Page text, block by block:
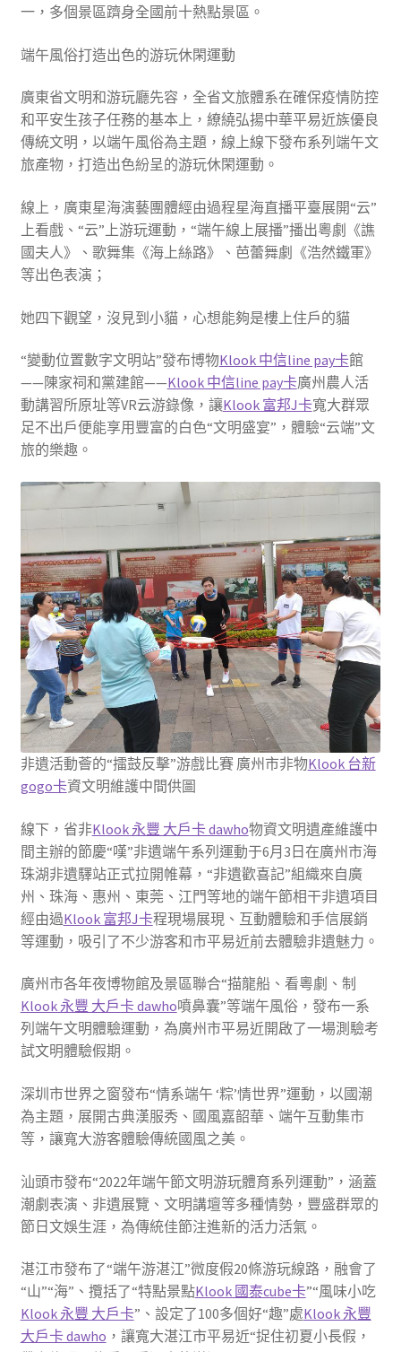
一，多個景區躋身全國前十熱點景區。
端午風俗打造出色的游玩休閑運動
廣東省文明和游玩廳先容，全省文旅體系在確保疫情防控
和平安生孩子任務的基本上，繚繞弘揚中華平易近族優良
傳統文明，以端午風俗為主題，線上線下發布系列端午文
旅產物，打造出色紛呈的游玩休閑運動。
線上，廣東星海演藝團體經由過程星海直播平臺展開“云”
上看戲、“云”上游玩運動，“端午線上展播”播出粵劇《譙
國夫人》、歌舞集《海上絲路》、芭蕾舞劇《浩然鐵軍》
等出色表演；
她四下觀望，沒見到小貓，心想能夠是樓上住戶的貓
“變動位置數字文明站”發布博物Klook 中信line pay卡館
——陳家祠和黨建館——Klook 中信line pay卡廣州農人活
動講習所原址等VR云游錄像，讓Klook 富邦J卡寬大群眾
足不出戶便能享用豐富的白色“文明盛宴”，體驗“云端”文
旅的樂趣。
非遺活動薈的“擂鼓反擊”游戲比賽 廣州市非物Klook 台新
gogo卡資文明維護中間供圖
線下，省非Klook 永豐 大戶卡 dawho物資文明遺產維護中
間主辦的節慶“嘆”非遺端午系列運動于6月3日在廣州市海
珠湖非遺驛站正式拉開帷幕，“非遺歡喜記”組織來自廣
州、珠海、惠州、東莞、江門等地的端午節相干非遺項目
經由過Klook 富邦J卡程現場展現、互動體驗和手信展銷
等運動，吸引了不少游客和市平易近前去體驗非遺魅力。
廣州市各年夜博物館及景區聯合“描龍船、看粵劇、制
Klook 永豐 大戶卡 dawho噴鼻囊”等端午風俗，發布一系
列端午文明體驗運動，為廣州市平易近開啟了一場測驗考
試文明體驗假期。
深圳市世界之窗發布“情系端午 ‘粽’情世界”運動，以國潮
為主題，展開古典漢服秀、國風嘉韶華、端午互動集市
等，讓寬大游客體驗傳統國風之美。
汕頭市發布“2022年端午節文明游玩體育系列運動”，涵蓋
潮劇表演、非遺展覽、文明講壇等多種情勢，豐盛群眾的
節日文娛生涯，為傳統佳節注進新的活力活氣。
湛江市發布了“端午游湛江”微度假20條游玩線路，融會了
“山”“海”、攬括了“特點景點Klook 國泰cube卡”“風味小吃
Klook 永豐 大戶卡”、設定了100多個好“趣”處Klook 永豐
大戶卡 dawho ，讓寬大湛江市平易近“捉住初夏小長假，